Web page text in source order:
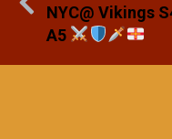
NYC@ Vikings
A5